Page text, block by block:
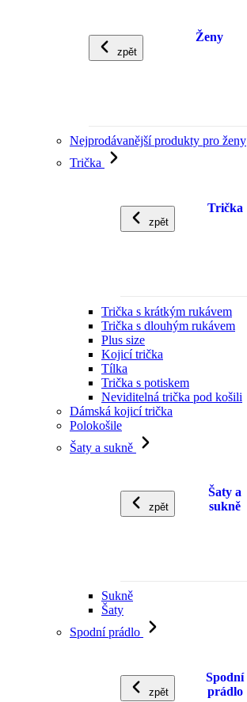
zpět
Ženy
Nejprodávanější produkty pro ženy
Trička
zpět
Trička
Trička s krátkým rukávem
Trička s dlouhým rukávem
Plus size
Kojicí trička
Tílka
Trička s potiskem
Neviditelná trička pod košili
Dámská kojicí trička
Polokošile
Šaty a sukně
zpět
Šaty a
sukně
Sukně
Šaty
Spodní prádlo
zpět
Spodní
prádlo